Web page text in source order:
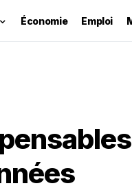
Économie Emploi